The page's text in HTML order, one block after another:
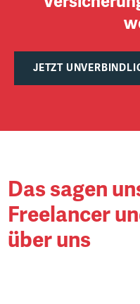
JETZT
Das sagen
Freelancer
über uns